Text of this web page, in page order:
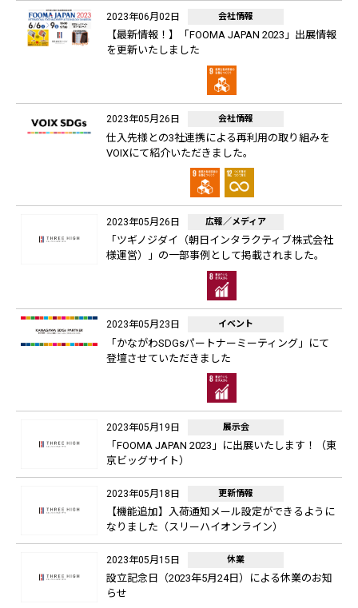
2023年06月02日 会社情報
【最新情報！】「FOOMA JAPAN 2023」出展情報
を更新いたしました
2023年05月26日 会社情報
仕入先様との3社連携による再利用の取り組みを
VOIXにて紹介いただきました。
2023年05月26日 広報／メディア
「ツギノジダイ（朝日インタラクティブ株式会社
様運営）」の一部事例として掲載されました。
2023年05月23日 イベント
「かながわSDGsパートナーミーティング」にて
登壇させていただきました
2023年05月19日 展示会
「FOOMA JAPAN 2023」に出展いたします！（東
京ビッグサイト）
2023年05月18日 更新情報
【機能追加】入荷通知メール設定ができるように
なりました（スリーハイオンライン）
2023年05月15日 休業
設立記念日（2023年5月24日）による休業のお知
らせ